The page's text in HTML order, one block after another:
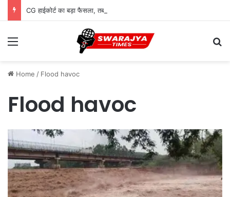
Menu
Home / Flood havoc
Flood havoc